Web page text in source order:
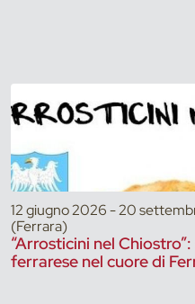
12 giugno 2026 - 20
(Ferrara)
“Arrosticini nel
ferrarese nel cuore di